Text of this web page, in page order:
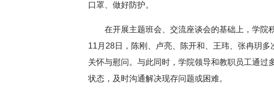
口罩、做好防护。
在开展主题班会、交流座谈会的基础上，学院
11月28日，陈刚、卢亮、陈开和、王玮、张冉玥
关怀与慰问。与此同时，学院领导和教职员工通过
状态，及时沟通解决现存问题或困难。